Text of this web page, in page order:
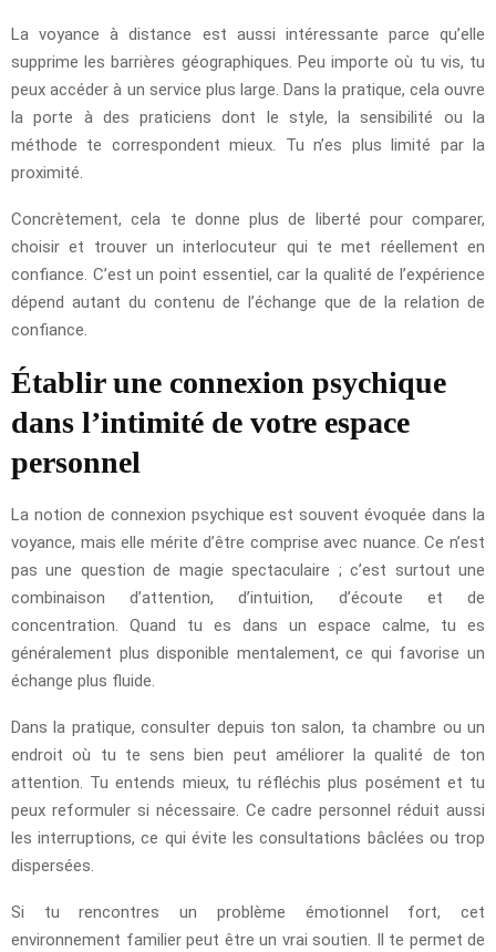
La voyance à distance est aussi intéressante parce qu’elle
supprime les barrières géographiques. Peu importe où tu vis, tu
peux accéder à un service plus large. Dans la pratique, cela ouvre
la porte à des praticiens dont le style, la sensibilité ou la
méthode te correspondent mieux. Tu n’es plus limité par la
proximité.
Concrètement, cela te donne plus de liberté pour comparer,
choisir et trouver un interlocuteur qui te met réellement en
confiance. C’est un point essentiel, car la qualité de l’expérience
dépend autant du contenu de l’échange que de la relation de
confiance.
Établir une connexion psychique
dans l’intimité de votre espace
personnel
La notion de connexion psychique est souvent évoquée dans la
voyance, mais elle mérite d’être comprise avec nuance. Ce n’est
pas une question de magie spectaculaire ; c’est surtout une
combinaison d’attention, d’intuition, d’écoute et de
concentration. Quand tu es dans un espace calme, tu es
généralement plus disponible mentalement, ce qui favorise un
échange plus fluide.
Dans la pratique, consulter depuis ton salon, ta chambre ou un
endroit où tu te sens bien peut améliorer la qualité de ton
attention. Tu entends mieux, tu réfléchis plus posément et tu
peux reformuler si nécessaire. Ce cadre personnel réduit aussi
les interruptions, ce qui évite les consultations bâclées ou trop
dispersées.
Si tu rencontres un problème émotionnel fort, cet
environnement familier peut être un vrai soutien. Il te permet de